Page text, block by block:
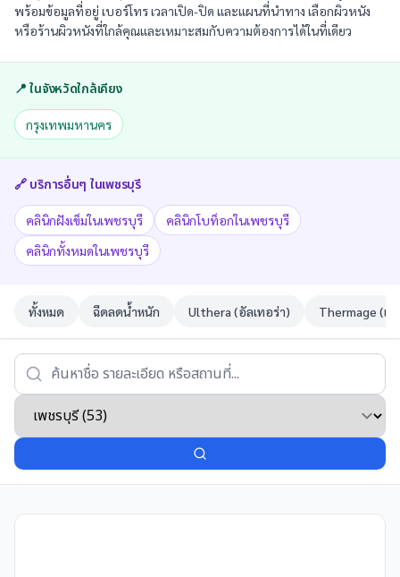
พร้อมข้อมูลที่อยู่ เบอร์โทร เวลาเปิด-ปิด และแผนที่นำทาง เลือกผิวหนัง
หรือร้านผิวหนังที่ใกล้คุณและเหมาะสมกับความต้องการได้ในที่เดียว
📍 ในจังหวัดใกล้เคียง
กรุงเทพมหานคร
🔗 บริการอื่นๆ ในเพชรบุรี
คลินิกฝังเข็มในเพชรบุรี
คลินิกโบท็อกในเพชรบุรี
คลินิกทั้งหมดในเพชรบุรี
ทั้งหมด ฉีดลดน้ำหนัก Ulthera (อัลเทอร่า) Thermage (เท